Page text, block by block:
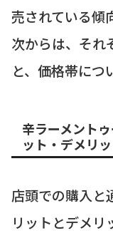
売されている傾
次からは、それ
と、価格帯につ
辛ラーメント
ット・デメリ
店頭での購入と
リットとデメリ